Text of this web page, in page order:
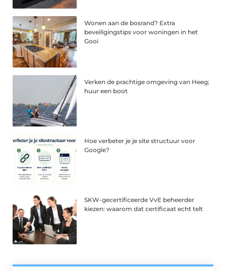
Wonen aan de bosrand? Extra
beveiligingstips voor woningen in het
Gooi
Verken de prachtige omgeving van Heeg;
huur een boot
Hoe verbeter je je site structuur voor
Google?
SKW-gecertificeerde VvE beheerder
kiezen: waarom dat certificaat echt telt